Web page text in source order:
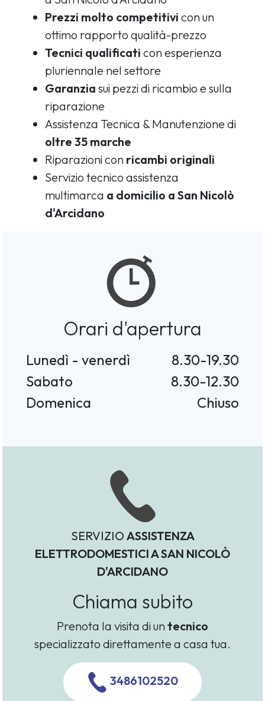
Prezzi molto competitivi con un
ottimo rapporto qualità-prezzo
Tecnici qualificati con esperienza
pluriennale nel settore
Garanzia sui pezzi di ricambio e sulla
riparazione
Assistenza Tecnica & Manutenzione di
oltre 35 marche
Riparazioni con ricambi originali
Servizio tecnico assistenza
multimarca a domicilio a San Nicolò
d'Arcidano
Orari d'apertura
Lunedì - venerdì
8.30-19.30
Sabato
8.30-12.30
Domenica
Chiuso
SERVIZIO ASSISTENZA
ELETTRODOMESTICI A SAN NICOLÒ
D'ARCIDANO
Chiama subito
Prenota la visita di untecnico
specializzato direttamente a casa tua.
3486102520